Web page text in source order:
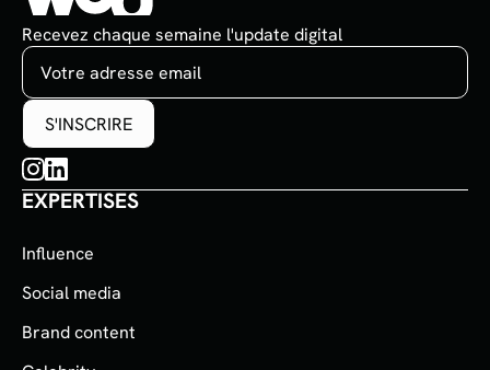
Recevez chaque semaine l'update digital
EXPERTISES
Influence
Social media
Brand content